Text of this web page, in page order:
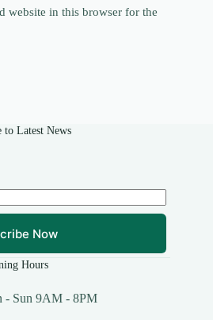
website in this browser for the
to Latest News
Now
Hours
- Sun 9AM - 8PM